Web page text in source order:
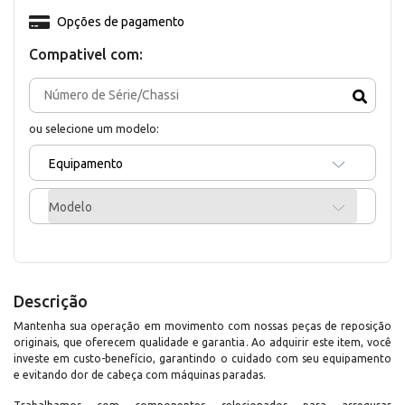
Compativel com:
ou selecione um modelo:
Equipamento
Modelo
Opções de pagamento
Descrição
Mantenha sua operação em movimento com nossas peças de reposição
originais, que oferecem qualidade e garantia. Ao adquirir este item, você
investe em custo-benefício, garantindo o cuidado com seu equipamento
e evitando dor de cabeça com máquinas paradas.